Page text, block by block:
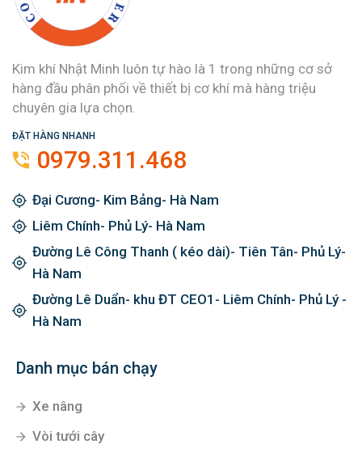
Kim khí Nhật Minh luôn tự hào là 1 trong những cơ sở
hàng đầu phân phối về thiết bị cơ khí mà hàng triệu
chuyên gia lựa chọn.
ĐẶT HÀNG NHANH
0979.311.468
Đại Cương- Kim Bảng- Hà Nam
Liêm Chính- Phủ Lý- Hà Nam
Đường Lê Công Thanh ( kéo dài)- Tiên Tân- Phủ Lý-
Hà Nam
Đường Lê Duẩn- khu ĐT CEO1- Liêm Chính- Phủ Lý -
Hà Nam
Danh mục bán chạy
Xe nâng
Vòi tưới cây